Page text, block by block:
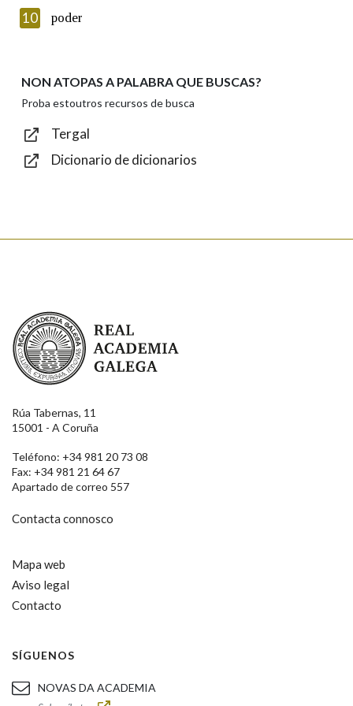
Enviar
10 poder
NON ATOPAS A PALABRA QUE BUSCAS?
Proba estoutros recursos de busca
Tergal
Dicionario de dicionarios
Real Academia Galega
Rúa Tabernas, 11
15001 - A Coruña
Teléfono: +34 981 20 73 08
Fax: +34 981 21 64 67
Apartado de correo 557
Contacta connosco
Mapa web
Aviso legal
Contacto
SÍGUENOS
NOVAS DA ACADEMIA